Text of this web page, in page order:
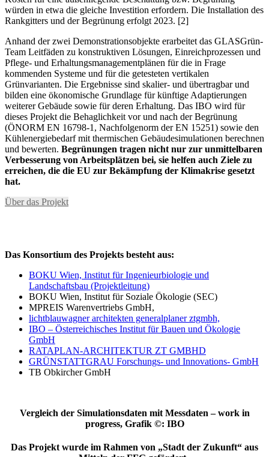
würden in etwa die gleiche Investition erfordern. Die Installation des
Rankgitters und der Begrünung erfolgt 2023. [2]
Anhand der zwei Demonstrationsobjekte erarbeitet das GLASGrün-
Team Leitfäden zu konstruktiven Lösungen, Einreichprozessen und
Pflege- und Erhaltungsmanagementplänen für die in Frage
kommenden Systeme und für die getesteten vertikalen
Grünvarianten. Die Ergebnisse sind skalier- und übertragbar und
bilden eine ökonomische Grundlage für künftige Adaptierungen
weiterer Gebäude sowie für deren Erhaltung. Das IBO wird für
dieses Projekt die Behaglichkeit vor und nach der Begrünung
(ÖNORM EN 16798-1, Nachfolgenorm der EN 15251) sowie den
Kühlenergiebedarf mit thermischen Gebäudesimulationen berechnen
und bewerten. Begrünungen tragen nicht nur zur unmittelbaren
Verbesserung von Arbeitsplätzen bei, sie helfen auch Ziele zu
erreichen, die die EU zur Bekämpfung der Klimakrise gesetzt
hat.
Über das Projekt
Das Konsortium des Projekts besteht aus:
BOKU Wien, Institut für Ingenieurbiologie und
Landschaftsbau (Projektleitung)
BOKU Wien, Institut für Soziale Ökologie (SEC)
MPREIS Warenvertriebs GmbH,
lichtblauwagner architekten generalplaner ztgmbh,
IBO – Österreichisches Institut für Bauen und Ökologie
GmbH
RATAPLAN-ARCHITEKTUR ZT GMBHD
GRÜNSTATTGRAU Forschungs- und Innovations- GmbH
TB Obkircher GmbH
Vergleich der Simulationsdaten mit Messdaten – work in
progress, Grafik ©: IBO
Das Projekt wurde im Rahmen von „Stadt der Zukunft“ aus